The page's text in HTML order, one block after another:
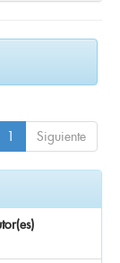
1 Siguiente